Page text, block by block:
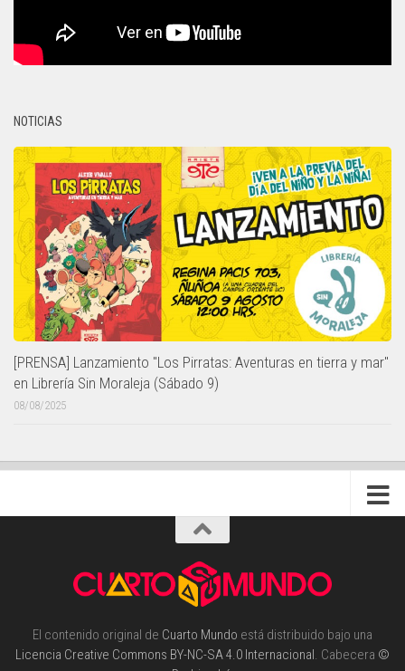
NOTICIAS
[PRENSA] Lanzamiento "Los Pirratas: Aventuras en tierra y mar"
en Librería Sin Moraleja (Sábado 9)
08/08/2025
El contenido original de Cuarto Mundo está distribuido bajo una
Licencia Creative Commons BY-NC-SA 4.0 Internacional. Cabecera ©